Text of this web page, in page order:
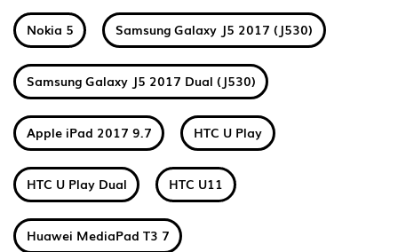
Nokia 5 Samsung Galaxy J5 2017 (J530)
Samsung Galaxy J5 2017 Dual (J530)
Apple iPad 2017 9.7 HTC U Play
HTC U Play Dual HTC U11
Huawei MediaPad T3 7